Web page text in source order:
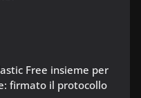
Free insieme per
firmato il protocollo